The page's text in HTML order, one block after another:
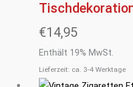
€14,95
Enthält 19% MwSt.
Lieferzeit: ca. 3-4 Werktage